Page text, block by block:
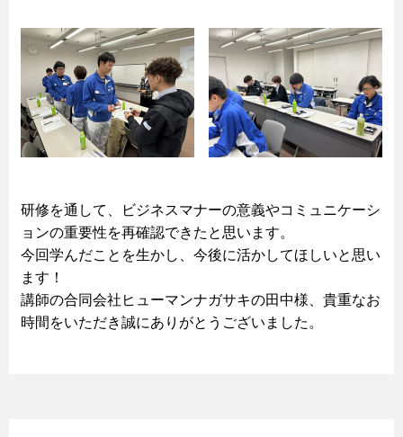
研修を通して、ビジネスマナーの意義やコミュニケーシ
ョンの重要性を再確認できたと思います。
今回学んだことを生かし、今後に活かしてほしいと思い
ます！
講師の合同会社ヒューマンナガサキの田中様、貴重なお
時間をいただき誠にありがとうございました。